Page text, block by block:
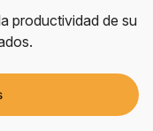
productividad de su